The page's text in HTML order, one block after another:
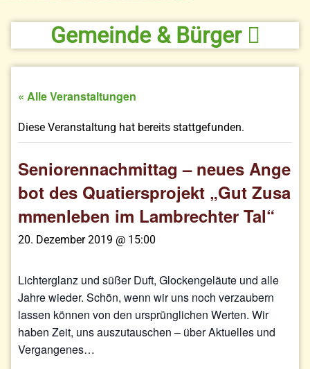
Gemeinde & Bürger
« Alle Veranstaltungen
Diese Veranstaltung hat bereits stattgefunden.
Seniorennachmittag – neues Ange
bot des Quatiersprojekt „Gut Zusa
mmenleben im Lambrechter Tal“
20. Dezember 2019 @ 15:00
Lichterglanz und süßer Duft, Glockengeläute und alle
Jahre wieder. Schön, wenn wir uns noch verzaubern
lassen können von den ursprünglichen Werten. Wir
haben Zeit, uns auszutauschen – über Aktuelles und
Vergangenes…